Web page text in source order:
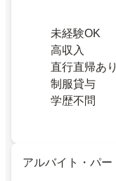
未経験OK
高収入
直行直帰あり
制服貸与
学歴不問
アルバイト・パー